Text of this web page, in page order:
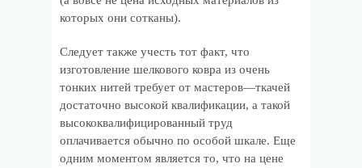
которых они сотканы).
Следует также учесть тот факт, что
изготовление шелкового ковра из очень
тонких нитей требует от мастеров—ткачей
достаточно высокой квалификации, а такой
высококвалифицированный труд
оплачивается обычно по особой шкале. Еще
одним моментом является то, что на цене